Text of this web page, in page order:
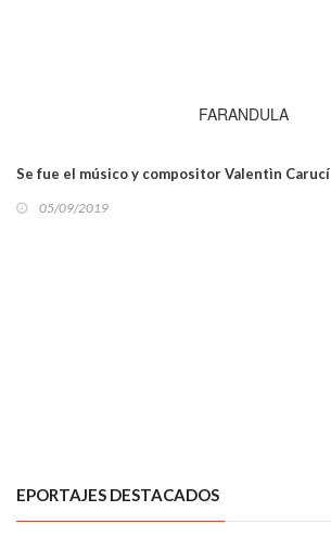
FARANDULA
Se fue el músico y compositor Valentìn Carucí
05/09/2019
EPORTAJES DESTACADOS